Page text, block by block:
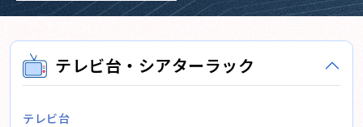
テレビ台・シアターラック
テレビ台